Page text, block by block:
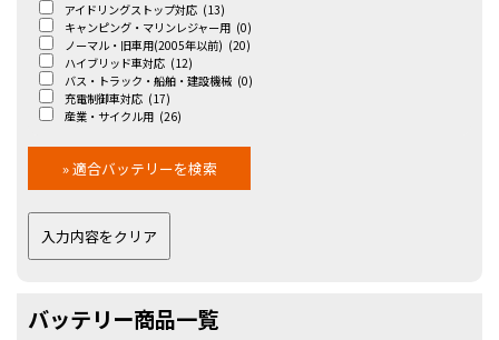
アイドリングストップ対応 (13)
キャンピング・マリンレジャー用 (0)
ノーマル・旧車用(2005年以前) (20)
ハイブリッド車対応 (12)
バス・トラック・船舶・建設機械 (0)
充電制御車対応 (17)
産業・サイクル用 (26)
バッテリー商品一覧